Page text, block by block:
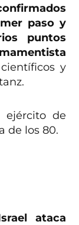
paso y
puntos
y
ejército de
de los 80.
ataca